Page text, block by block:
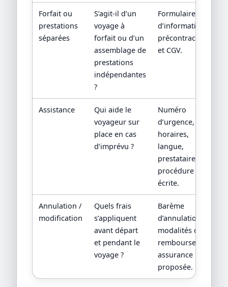
Forfait ou
prestations
séparées
S’agit-il d’un
voyage à
forfait ou d’un
assemblage de
prestations
indépendantes
?
Formulaire
d’information
précontractuelle
et CGV.
Assistance
Qui aide le
voyageur sur
place en cas
d’imprévu ?
Numéro
d’urgence,
horaires,
langue,
prestataire local,
procédure
écrite.
Annulation /
modification
Quels frais
s’appliquent
avant départ
et pendant le
voyage ?
Barème
d’annulation,
modalités de
remboursement,
assurance
proposée.